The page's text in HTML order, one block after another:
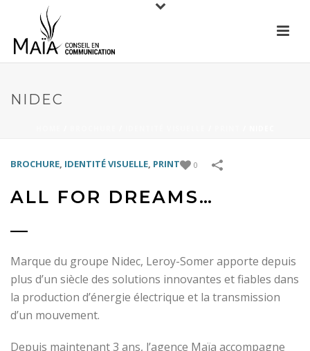
NIDEC
BROCHURE, IDENTITÉ VISUELLE, PRINT 0
ALL FOR DREAMS…
—
Marque du groupe Nidec, Leroy-Somer apporte depuis
plus d’un siècle des solutions innovantes et fiables dans
la production d’énergie électrique et la transmission
d’un mouvement.
Depuis maintenant 3 ans, l’agence Maïa accompagne